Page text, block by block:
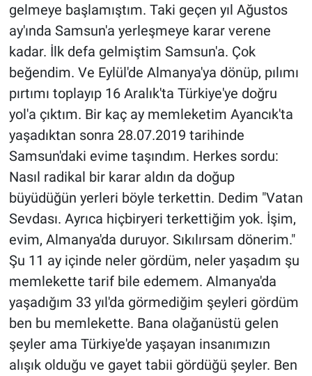
gelmeye başlamıştım. Taki geçen yıl Ağustos
ay'ında Samsun'a yerleşmeye karar verene
kadar. İlk defa gelmiştim Samsun'a. Çok
beğendim. Ve Eylül'de Almanya'ya dönüp, pılımı
pırtımı toplayıp 16 Aralık'ta Türkiye'ye doğru
yol'a çıktım. Bir kaç ay memleketim Ayancık'ta
yaşadıktan sonra 28.07.2019 tarihinde
Samsun'daki evime taşındım. Herkes sordu:
Nasıl radikal bir karar aldın da doğup
büyüdüğün yerleri böyle terkettin. Dedim "Vatan
Sevdası. Ayrıca hiçbiryeri terkettiğim yok. İşim,
evim, Almanya'da duruyor. Sıkılırsam dönerim."
Şu 11 ay içinde neler gördüm, neler yaşadım şu
memlekette tarif bile edemem. Almanya'da
yaşadığım 33 yıl'da görmediğim şeyleri gördüm
ben bu memlekette. Bana olağanüstü gelen
şeyler ama Türkiye'de yaşayan insanımızın
alışık olduğu ve gayet tabii gördüğü şeyler. Ben